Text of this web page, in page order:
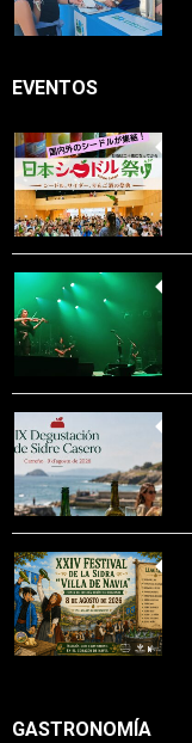
EVENTOS
GASTRONOMÍA